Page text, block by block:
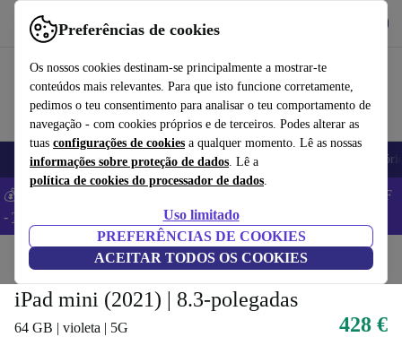
Preferências de cookies
Os nossos cookies destinam-se principalmente a mostrar-te
conteúdos mais relevantes. Para que isto funcione corretamente,
pedimos o teu consentimento para analisar o teu comportamento de
navegação - com cookies próprios e de terceiros. Podes alterar as
tuas configurações de cookies a qualquer momento. Lê as nossas
informações sobre proteção de dados. Lê a
política de cookies do processador de dados.
Uso limitado
PREFERÊNCIAS DE COOKIES
ACEITAR TODOS OS COOKIES
Use o refurbed de forma rápida e fácil
Telemóveis Computadores Portáteis Tablets
💰 Poupa MAIS -5% em MacBooks e iPads – Código: BACK5OFF
- TC
Início Tablets iPads
iPad mini (2021) | 8.3-polegadas
64 GB | violeta | 5G 428 €